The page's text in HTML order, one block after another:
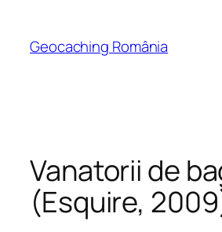
content
Geocaching România
Vanatorii de
(Esquire,